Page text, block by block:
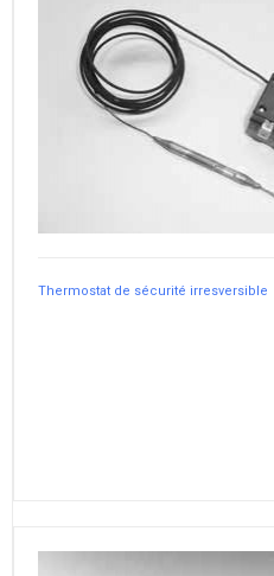
Thermostat de sécurité irresversible